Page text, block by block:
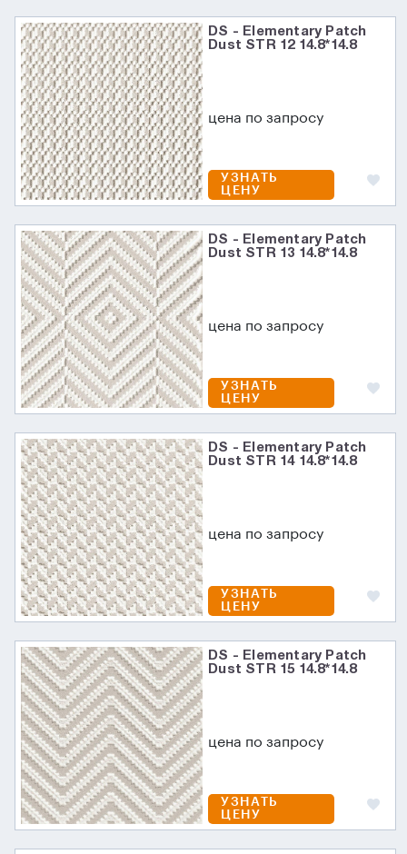
DS - Elementary Patch
Dust STR 12 14.8*14.8
цена по запросу
УЗНАТЬ
ЦЕНУ
DS - Elementary Patch
Dust STR 13 14.8*14.8
цена по запросу
УЗНАТЬ
ЦЕНУ
DS - Elementary Patch
Dust STR 14 14.8*14.8
цена по запросу
УЗНАТЬ
ЦЕНУ
DS - Elementary Patch
Dust STR 15 14.8*14.8
цена по запросу
УЗНАТЬ
ЦЕНУ